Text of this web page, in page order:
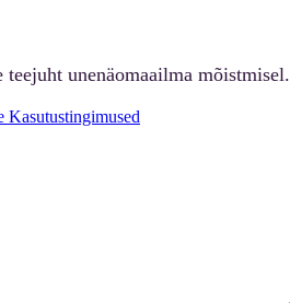
teejuht unenäomaailma mõistmisel.
Kasutustingimused